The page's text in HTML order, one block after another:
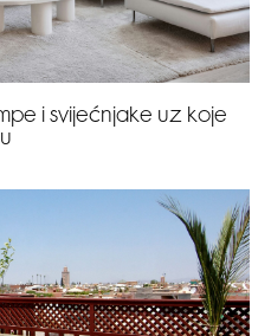
i svijećnjake uz koje